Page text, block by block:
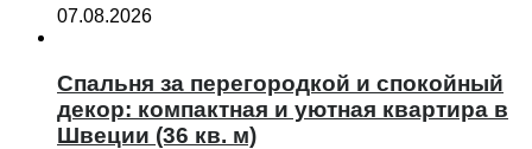
07.08.2026
Спальня за перегородкой и спокойный
декор: компактная и уютная квартира в
Швеции (36 кв. м)